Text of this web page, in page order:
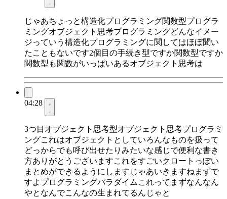
じゃあちょっと構造化プログラミング関数型プログラ
ミングオブジェクト思考プログラミングどんなイメー
ジっていう構造化プログラミングに関してはほぼ聞い
たこともないです2個目の手続き型ですか関数型ですか
関数型も関数がいっぱいあるオブジェクト思考は
04:28
3つ目オブジェクト思考型オブジェクト思考プログラミ
ングこれはオブジェクトとしていろんなものを扱って
どっからでも呼び出せたりみたいな感じで便利な書き
方ありがとうございますこれをすごいクロートっぽい
まとめができるようにしますじゃあいきますねまずで
すよプログラミングパラダイムこれってまずなんなん
やとなんでこんなの生まれてるんじゃと